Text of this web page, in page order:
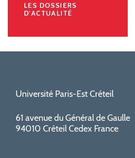
LES DOSSIERS
D'ACTUALITÉ
Université Paris-Est Créteil
61 avenue du Général de Gaulle
94010 Créteil Cedex France